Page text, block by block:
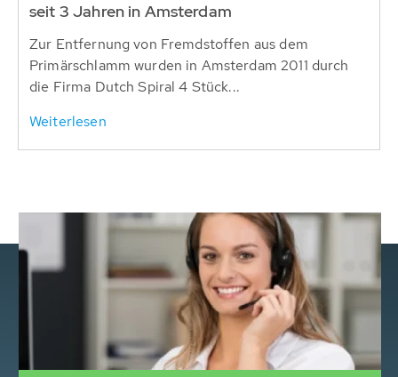
seit 3 Jahren in Amsterdam
Zur Entfernung von Fremdstoffen aus dem
Primärschlamm wurden in Amsterdam 2011 durch
die Firma Dutch Spiral 4 Stück...
Weiterlesen